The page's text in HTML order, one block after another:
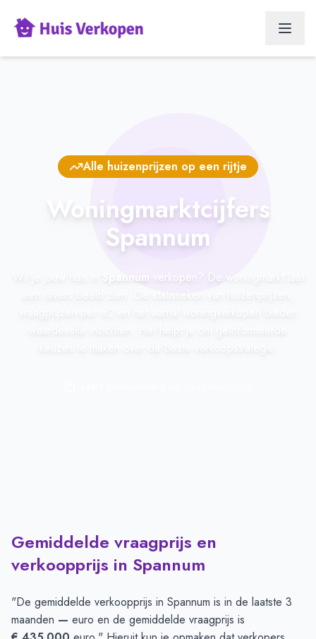
Alle huizenprijzen op een rijtje
Woningmarktcijfers
Spannum
Spannum verkopen? De woningmarkt laat
Gemiddelde vraagprijs en
verkoopprijs in Spannum
"De gemiddelde verkoopprijs in Spannum is in de laatste 3
maanden — euro en de gemiddelde vraagprijs is